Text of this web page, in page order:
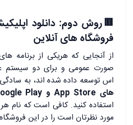
🟥روش دوم: دانلود
فروشگاه های آنلاین
از آنجایی که هریکی از برنامه
صورت عمومی و برای دو سیستم
اس توسعه داده شده اند، به سادگی
های App Store و Google Play
استفاده کنید. کافی است که نام هر
مورد نظرتان است را در این